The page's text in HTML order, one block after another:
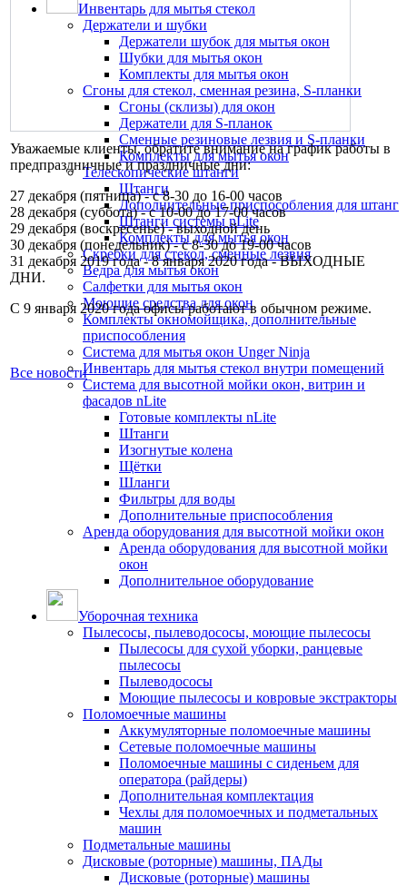
Инвентарь для мытья стекол
Держатели и шубки
Держатели шубок для мытья окон
Шубки для мытья окон
Комплекты для мытья окон
Сгоны для стекол, сменная резина, S-планки
Сгоны (склизы) для окон
Держатели для S-планок
Сменные резиновые лезвия и S-планки
Комплекты для мытья окон
Телескопические штанги
Штанги
Дополнительные приспособления для штанг
Штанги системы nLite
Комплекты для мытья окон
Скребки для стекол, сменные лезвия
Ведра для мытья окон
Салфетки для мытья окон
Моющие средства для окон
Комплекты окномойщика, дополнительные
приспособления
Система для мытья окон Unger Ninja
Инвентарь для мытья стекол внутри помещений
Система для высотной мойки окон, витрин и
фасадов nLite
Готовые комплекты nLite
Штанги
Изогнутые колена
Щётки
Шланги
Фильтры для воды
Дополнительные приспособления
Аренда оборудования для высотной мойки окон
Аренда оборудования для высотной мойки
окон
Дополнительное оборудование
Уборочная техника
Пылесосы, пылеводососы, моющие пылесосы
Пылесосы для сухой уборки, ранцевые
пылесосы
Пылеводососы
Моющие пылесосы и ковровые экстракторы
Поломоечные машины
Аккумуляторные поломоечные машины
Сетевые поломоечные машины
Поломоечные машины с сиденьем для
оператора (райдеры)
Дополнительная комплектация
Чехлы для поломоечных и подметальных
машин
Подметальные машины
Дисковые (роторные) машины, ПАДы
Дисковые (роторные) машины
Уважаемые клиенты, обратите внимание на график работы в
предпраздничные и праздничные дни:
27 декабря (пятница) - с 8-30 до 16-00 часов
28 декабря (суббота) - с 10-00 до 17-00 часов
29 декабря (воскресенье) - выходной день
30 декабря (понедельник) - с 8-30 до 19-00 часов
31 декабря 2019 года - 8 января 2020 года - ВЫХОДНЫЕ
ДНИ.
С 9 января 2020 года офисы работают в обычном режиме.
Все новости